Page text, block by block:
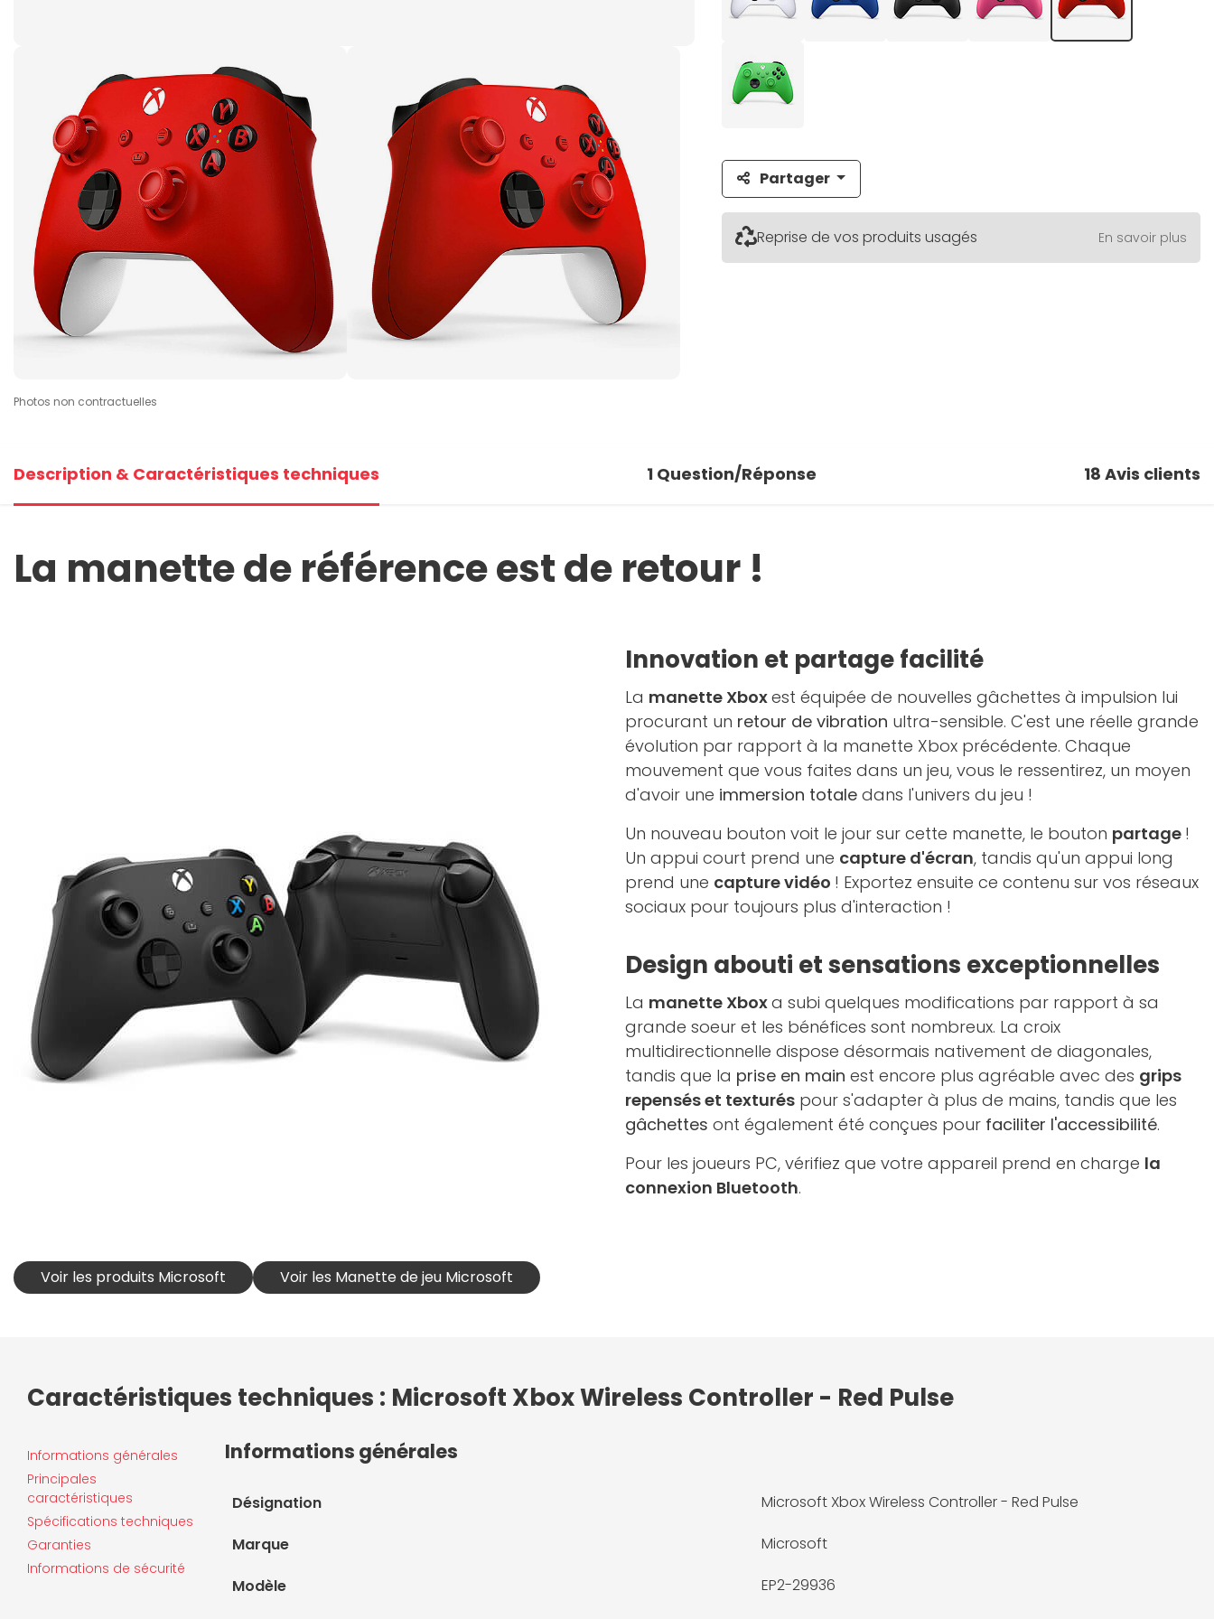
Photos non contractuelles
Partager
Reprise de vos produits usagés En savoir plus
Description & Caractéristiques techniques 1 Question/Réponse 18 Avis clients
La manette de référence est de retour !
Innovation et partage facilité
La manette Xboxest équipée de nouvelles gâchettes à impulsion lui
procurant un retour de vibration ultra-sensible. C'est une réelle grande
évolution par rapport à la manette Xbox précédente. Chaque
mouvement que vous faites dans un jeu, vous le ressentirez, un moyen
d'avoir une immersion totale dans l'univers du jeu !
Un nouveau bouton voit le jour sur cette manette, le bouton partage !
Un appui court prend une capture d'écran, tandis qu'un appui long
prend une capture vidéo ! Exportez ensuite ce contenu sur vos réseaux
sociaux pour toujours plus d'interaction !
Design abouti et sensations exceptionnelles
La manette Xboxa subi quelques modifications par rapport à sa
grande soeur et les bénéfices sont nombreux. La croix
multidirectionnelle dispose désormais nativement de diagonales,
tandis que la prise en main est encore plus agréable avec des grips
repensés et texturés pour s'adapter à plus de mains, tandis que les
gâchettes ont également été conçues pour faciliter l'accessibilité.
Pour les joueurs PC, vérifiez que votre appareil prend en charge la
connexion Bluetooth.
Voir les produits Microsoft Voir les Manette de jeu Microsoft
Caractéristiques techniques : Microsoft Xbox Wireless Controller - Red Pulse
Informations générales
Principales
caractéristiques
Spécifications techniques
Garanties
Informations de sécurité
Informations générales
Désignation Microsoft Xbox Wireless Controller - Red Pulse
Marque Microsoft
Modèle EP2-29936